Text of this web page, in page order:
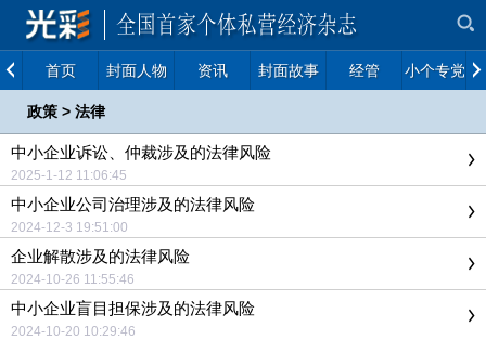
首页 封面人物 资讯 封面故事 经管 小个专党建
政策 > 法律
中小企业诉讼、仲裁涉及的法律风险
2025-1-12 11:06:45
中小企业公司治理涉及的法律风险
2024-12-3 19:51:00
企业解散涉及的法律风险
2024-10-26 11:55:46
中小企业盲目担保涉及的法律风险
2024-10-20 10:29:46